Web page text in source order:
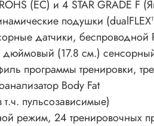
(ЕС) и 4 STAR GRADE F
подушки
датчики,
дюймовый (17.8 см.)
программы тренировки,
Body Fat
т.ч. пульсозависимые)
режим, 24 тренировочных